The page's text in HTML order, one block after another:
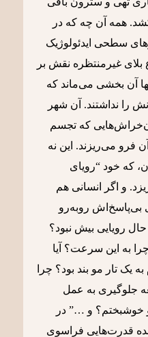
همه آن چه که در
سطحی ایدئولوژیک
غیرمنتظره نقش بر
آن بخشی می‌ماند که
را نداشتند. آن شهر
که تجسم
فرو می‌ریزند. این نه
که خود “رویای
و اگر انسانی هم
بی‌پاسخ‌اش روبه‌رو
حال رویایی بیش نبود؟
چرا به این سرعت؟ آیا
یک تار مو بند بود؟ چرا
جلوگیری به عمل
و خوشبختم؟ و …” در
قدرت‌هایی فراسوی